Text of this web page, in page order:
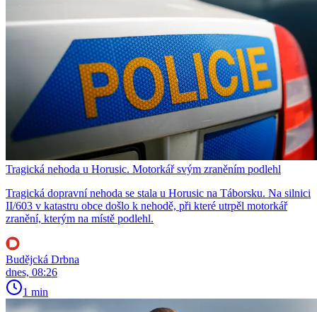
Tragická nehoda u Horusic. Motorkář svým zraněním podlehl
Tragická dopravní nehoda se stala u Horusic na Táborsku. Na silnici
II/603 v katastru obce došlo k nehodě, při které utrpěl motorkář
zranění, kterým na místě podlehl.
Budějcká Drbna
dnes, 08:26
1 min